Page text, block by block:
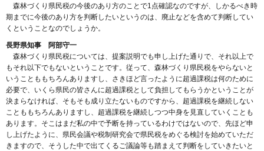
森林づくり県民税の今後のあり方のことで1点確認なのですが、しかるべき時
期までに今後のあり方を判断したいというのは、廃止などを含めて判断してい
くということなのでしょうか。
長野県知事 阿部守一
森林づくり県民税については、提案説明でも申し上げた通りで、それ以上で
もそれ以下でもないということです。従って、森林づくり県民税をやらないと
いうことももちろんありますし、さきほど言ったように超過課税は何のために
必要で、いくら県民の皆さんに超過課税として負担してもらうかということが
決まらなければ、そもそも成り立たないものですから、超過課税を継続しない
ことももちろんありますし、超過課税を継続しつつ中身を見直していくことも
あります。そこはまだ私の中で予断を持っているわけではないので、先ほど申
し上げたように、県民会議や税制研究会で県民税をめぐる検討を始めていただ
きますので、そうした中で出てくるご議論等も踏まえて判断をしていきたいと